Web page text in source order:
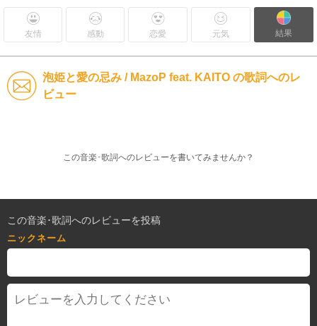
友情 感動 恋愛 元気 結果
泡姫と愛の忌み / MazoP feat. KAITO の歌詞へのレ
ビュー
この音楽･歌詞へのレビューを書いてみませんか？
この音楽･歌詞へのレビューを投稿
ニックネーム